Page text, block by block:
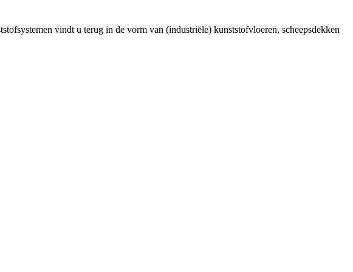
vindt u terug in de vorm van (industriële) kunststofvloeren, scheepsdekken